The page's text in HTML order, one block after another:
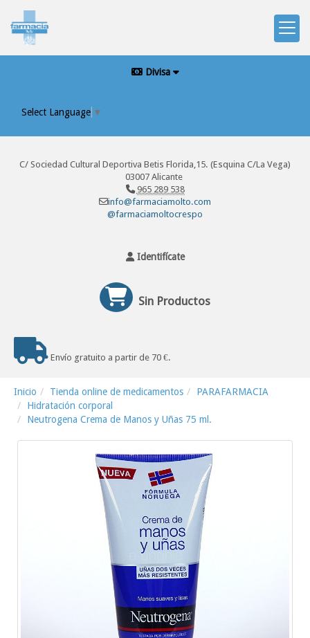
Divisa
Select Language ▼
C/ Sociedad Cultural Deportiva Betis Florida,15. (Esquina C/La Vega)
03007 Alicante
965 289 538
info@farmaciamolto.com
@farmaciamoltocrespo
Identifícate
Sin Productos
Envío gratuito a partir de 70 €.
Inicio Tienda online de medicamentos
PARAFARMACIA
Hidratación corporal
Neutrogena Crema de Manos y Uñas 75 ml.